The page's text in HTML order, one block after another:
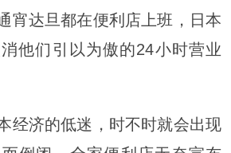
宵达旦都在便利店上班，日本
他们引以为傲的24小时营业
经济的低迷，时不时就会出现